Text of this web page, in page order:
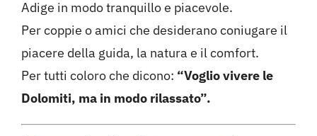
Adige in modo tranquillo e piacevole.
Per coppie o amici che desiderano coniugare il
piacere della guida, la natura e il comfort.
Per tutti coloro che dicono: “Voglio vivere le
Dolomiti, ma in modo rilassato”.